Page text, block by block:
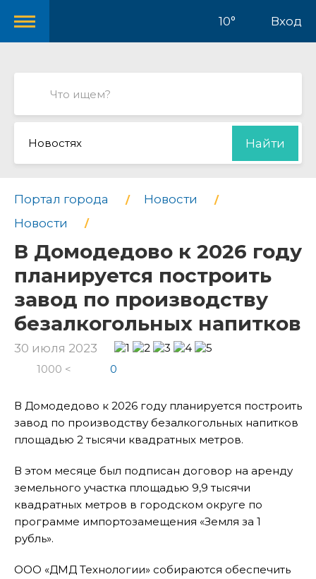
10° Вход
Новостях Найти
Портал города
Новости
Новости
В Домодедово к 2026 году
планируется построить
завод по производству
безалкогольных напитков
30 июля 2023
1000 < 0
В Домодедово к 2026 году планируется построить
завод по производству безалкогольных напитков
площадью 2 тысячи квадратных метров.
В этом месяце был подписан договор на аренду
земельного участка площадью 9,9 тысячи
квадратных метров в городском округе по
программе импортозамещения «Земля за 1
рубль».
ООО «ДМД Технологии» собираются обеспечить